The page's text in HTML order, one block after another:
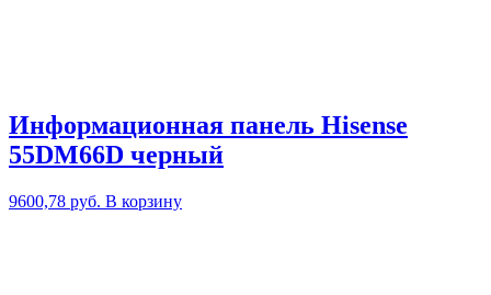
Информационная панель Hisense
55DM66D черный
9600,78 руб. В корзину